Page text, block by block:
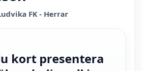
FK - Herrar
kort presentera